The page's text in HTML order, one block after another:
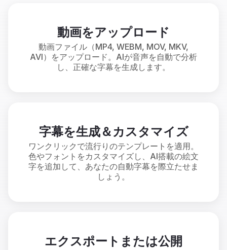
動画をアップロード
動画ファイル（MP4, WEBM, MOV, MKV,
AVI）をアップロード。AIが音声を自動で分析
し、正確な字幕を生成します。
字幕を生成＆カスタマイズ
ワンクリックで流行りのテンプレートを適用。
色やフォントをカスタマイズし、AI搭載の絵文
字を追加して、あなたの自動字幕を際立たせま
しょう。
エクスポートまたは公開